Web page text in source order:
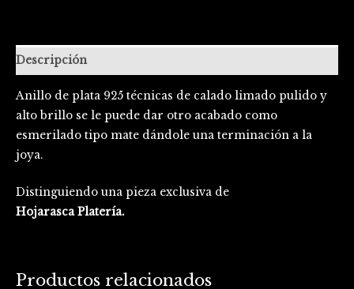
Descripción
Anillo de plata 925 técnicas de calado limado pulido y
alto brillo se le puede dar otro acabado como
esmerilado tipo mate dándole una terminación a la
joya.
Distinguiendo una pieza exclusiva de
Hojarasca Platería.
Productos relacionados